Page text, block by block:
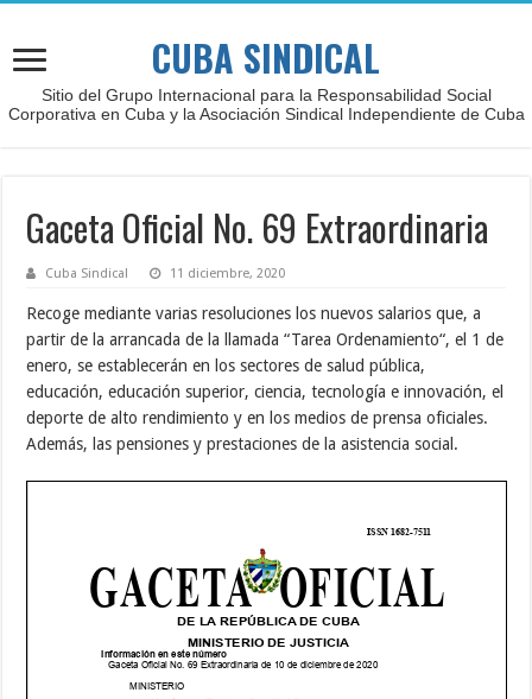
CUBA SINDICAL
Sitio del Grupo Internacional para la Responsabilidad Social
Corporativa en Cuba y la Asociación Sindical Independiente de Cuba
Gaceta Oficial No. 69 Extraordinaria
Cuba Sindical 11 diciembre, 2020
Recoge mediante varias resoluciones los nuevos salarios que, a
partir de la arrancada de la llamada “Tarea Ordenamiento“, el 1 de
enero, se establecerán en los sectores de salud pública,
educación, educación superior, ciencia, tecnología e innovación, el
deporte de alto rendimiento y en los medios de prensa oficiales.
Además, las pensiones y prestaciones de la asistencia social.